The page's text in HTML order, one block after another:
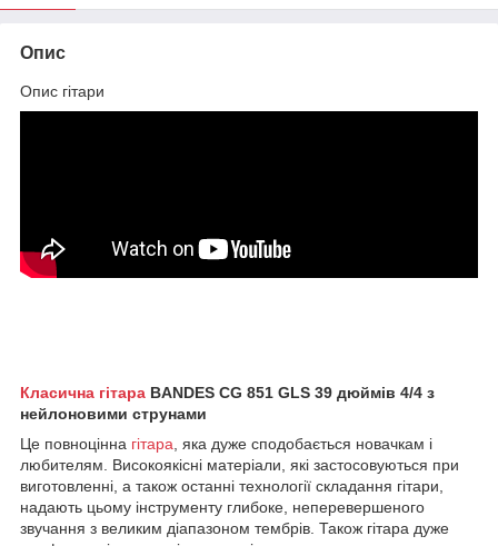
Опис
Опис гітари
Класична гітара BANDES CG 851 GLS 39 дюймів 4/4 з
нейлоновими струнами
Це повноцінна гітара , яка дуже сподобається новачкам і
любителям. Високоякісні матеріали, які застосовуються при
виготовленні, а також останні технології складання гітари,
надають цьому інструменту глибоке, неперевершеного
звучання з великим діапазоном тембрів. Також гітара дуже